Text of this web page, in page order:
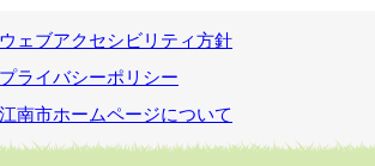
ウェブアクセシビリティ方針
プライバシーポリシー
江南市ホームページについて